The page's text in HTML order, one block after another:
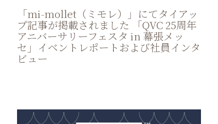
「mi-mollet（ミモレ）」にてタイアッ
プ記事が掲載されました 「QVC 25周年
アニバーサリーフェスタ in 幕張メッ
セ」イベントレポートおよび社員インタ
ビュー